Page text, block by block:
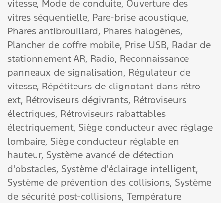
vitesse, Mode de conduite, Ouverture des
vitres séquentielle, Pare-brise acoustique,
Phares antibrouillard, Phares halogènes,
Plancher de coffre mobile, Prise USB, Radar de
stationnement AR, Radio, Reconnaissance
panneaux de signalisation, Régulateur de
vitesse, Répétiteurs de clignotant dans rétro
ext, Rétroviseurs dégivrants, Rétroviseurs
électriques, Rétroviseurs rabattables
électriquement, Siège conducteur avec réglage
lombaire, Siège conducteur réglable en
hauteur, Système avancé de détection
d'obstacles, Système d'éclairage intelligent,
Système de prévention des collisions, Système
de sécurité post-collisions, Température